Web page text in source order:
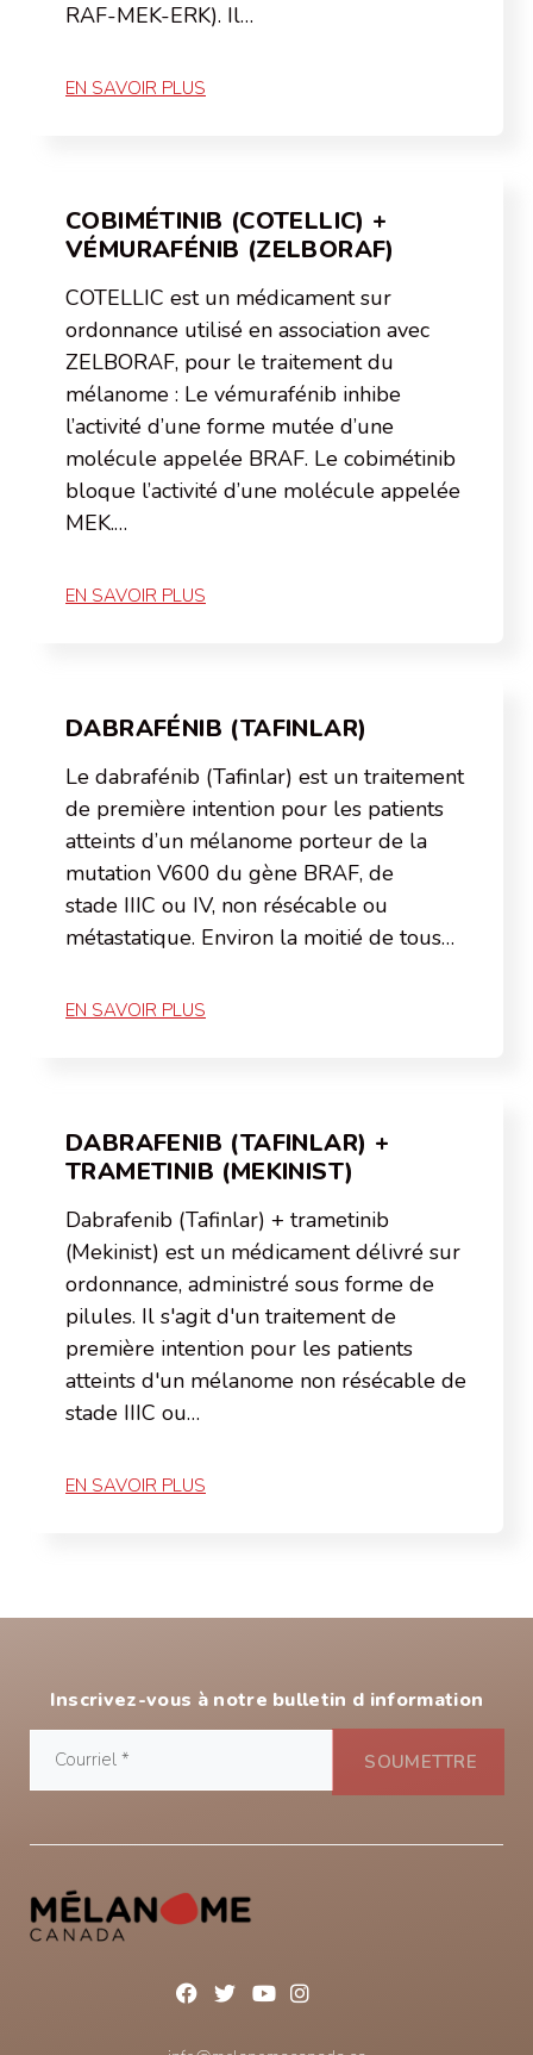
RAF-MEK-ERK). Il…
EN SAVOIR PLUS
COBIMÉTINIB (COTELLIC) +
VÉMURAFÉNIB (ZELBORAF)
COTELLIC est un médicament sur
ordonnance utilisé en association avec
ZELBORAF, pour le traitement du
mélanome : Le vémurafénib inhibe
l’activité d’une forme mutée d’une
molécule appelée BRAF. Le cobimétinib
bloque l’activité d’une molécule appelée
MEK.…
EN SAVOIR PLUS
DABRAFÉNIB (TAFINLAR)
Le dabrafénib (Tafinlar) est un traitement
de première intention pour les patients
atteints d’un mélanome porteur de la
mutation V600 du gène BRAF, de
stade IIIC ou IV, non résécable ou
métastatique. Environ la moitié de tous…
EN SAVOIR PLUS
DABRAFENIB (TAFINLAR) +
TRAMETINIB (MEKINIST)
Dabrafenib (Tafinlar) + trametinib
(Mekinist) est un médicament délivré sur
ordonnance, administré sous forme de
pilules. Il s'agit d'un traitement de
première intention pour les patients
atteints d'un mélanome non résécable de
stade IIIC ou…
EN SAVOIR PLUS
Inscrivez-vous à notre bulletin d information